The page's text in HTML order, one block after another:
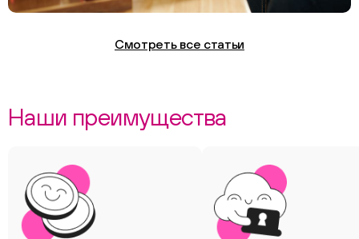
Смотреть все статьи
Наши преимущества